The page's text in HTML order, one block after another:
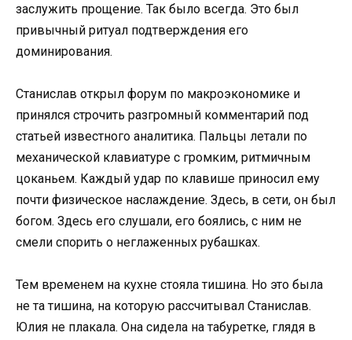
заслужить прощение. Так было всегда. Это был
привычный ритуал подтверждения его
доминирования.
Станислав открыл форум по макроэкономике и
принялся строчить разгромный комментарий под
статьей известного аналитика. Пальцы летали по
механической клавиатуре с громким, ритмичным
цоканьем. Каждый удар по клавише приносил ему
почти физическое наслаждение. Здесь, в сети, он был
богом. Здесь его слушали, его боялись, с ним не
смели спорить о неглаженных рубашках.
Тем временем на кухне стояла тишина. Но это была
не та тишина, на которую рассчитывал Станислав.
Юлия не плакала. Она сидела на табуретке, глядя в